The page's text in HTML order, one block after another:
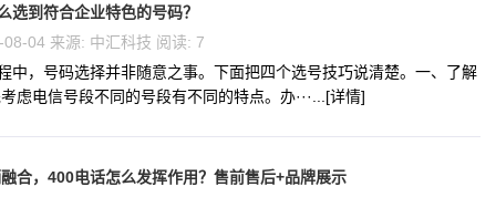
选到符合企业特色的号码？
04 来源: 中汇科技 阅读: 7
中，号码选择并非随意之事。下面把四个选号技巧说清楚。一、了解
虑电信号段不同的号段有不同的特点。办···...[详情]
合，400电话怎么发挥作用？售前售后+品牌展示